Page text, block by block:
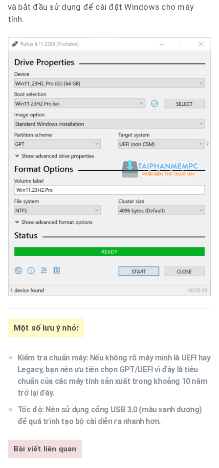
và bắt đầu sử dụng để cài đặt Windows cho máy
tính.
Một số lưu ý nhỏ:
Kiểm tra chuẩn máy: Nếu không rõ máy mình là UEFI hay
Legacy, bạn nên ưu tiên chọn GPT/UEFI vì đây là tiêu
chuẩn của các máy tính sản xuất trong khoảng 10 năm
trở lại đây.
Tốc độ: Nên sử dụng cổng USB 3.0 (màu xanh dương)
để quá trình tạo bộ cài diễn ra nhanh hơn.
Bài viết liên quan